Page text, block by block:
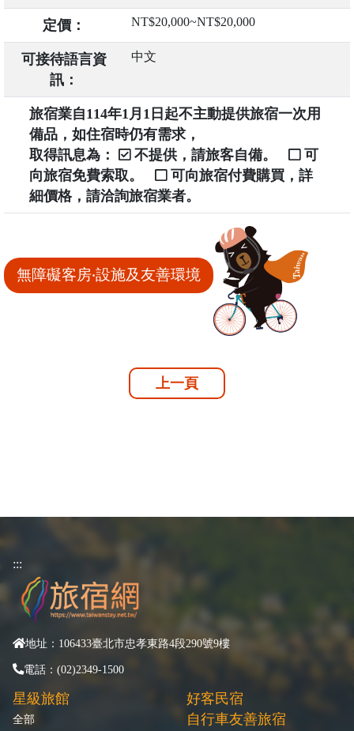
定價： NT$20,000~NT$20,000
可接待語言資
訊：
中文
旅宿業自114年1月1日起不主動提供旅宿一次用
備品，如住宿時仍有需求，
取得訊息為：
不提供，請旅客自備。
可
向旅宿免費索取。
可向旅宿付費購買，詳
細價格，請洽詢旅宿業者。
無障礙客房‧設施及友善環境
上一頁
:::
地址：106433臺北市忠孝東路4段290號9樓
電話：(02)2349-1500
星級旅館
全部
好客民宿
自行車友善旅宿